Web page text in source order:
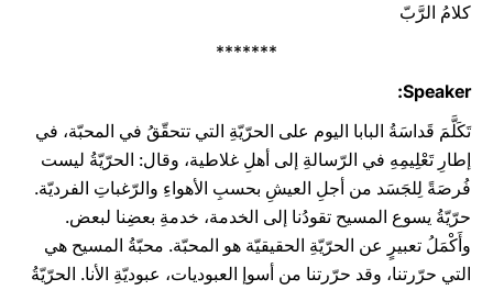
كلامُ الرَّبّ
*******
Speaker:
تَكَلَّمَ قَداسَةُ البابا اليوم على الحرّيّةِ التي تتحقّقُ في المحبّة، في
إطارِ تَعْلِيمِهِ في الرّسالةِ إلى أهلِ غلاطية، وقال: الحرّيّةُ ليست
فُرصَةً لِلجَسَد من أجلِ العيشِ بحسبِ الأهواءِ والرّغباتِ الفرديّة.
حرّيّةُ يسوع المسيح تقودُنا إلى الخدمة، خدمةِ بعضِنا لبعض.
وأَكْمَلُ تعبيرٍ عن الحرّيّةِ الحقيقيّة هو المحبّة. محبّةُ المسيح هي
التي حرّرتنا، وقد حرّرتنا من أسوإ العبوديات، عبوديّةِ الأنا. الحرّيّةُ